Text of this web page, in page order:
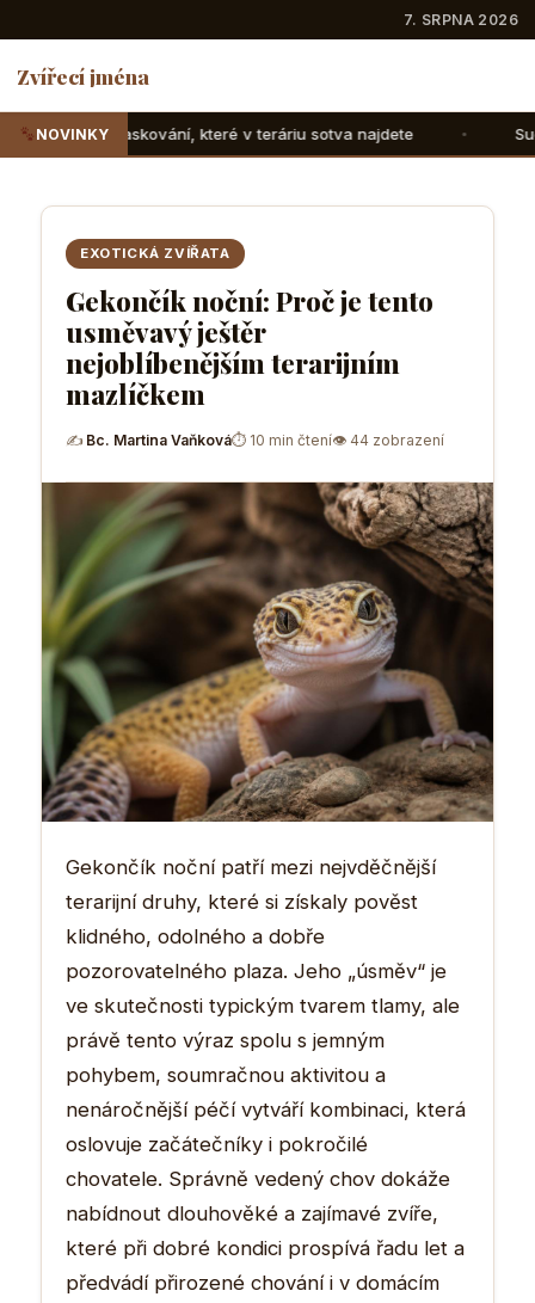
7. SRPNA 2026
Zvířecí jména
NOVINKY
v teráriu sotva najdete Suchozemské želvy: Jak jim
EXOTICKÁ ZVÍŘATA
Gekončík noční: Proč je tento
usměvavý ještěr
nejoblíbenějším terarijním
mazlíčkem
✍ Bc. Martina Vaňková⏱ 10 min čtení👁 44 zobrazení
Gekončík noční patří mezi nejvděčnější
terarijní druhy, které si získaly pověst
klidného, odolného a dobře
pozorovatelného plaza. Jeho „úsměv“ je
ve skutečnosti typickým tvarem tlamy, ale
právě tento výraz spolu s jemným
pohybem, soumračnou aktivitou a
nenáročnější péčí vytváří kombinaci, která
oslovuje začátečníky i pokročilé
chovatele. Správně vedený chov dokáže
nabídnout dlouhověké a zajímavé zvíře,
které při dobré kondici prospívá řadu let a
předvádí přirozené chování i v domácím